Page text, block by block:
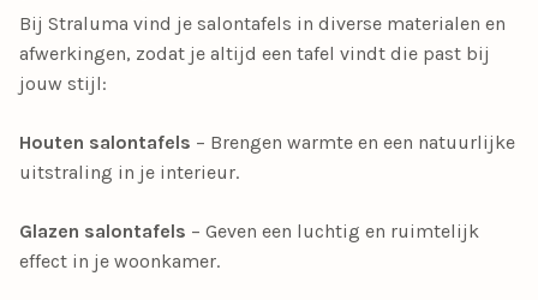
Bij Straluma vind je salontafels in diverse materialen en
afwerkingen, zodat je altijd een tafel vindt die past bij
jouw stijl:
Houten salontafels – Brengen warmte en een natuurlijke
uitstraling in je interieur.
Glazen salontafels – Geven een luchtig en ruimtelijk
effect in je woonkamer.